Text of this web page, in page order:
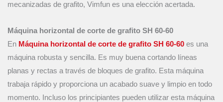
mecanizadas de grafito, Vimfun es una elección acertada.
Máquina horizontal de corte de grafito SH 60-60
En Máquina horizontal de corte de grafito SH 60-60 es una
máquina robusta y sencilla. Es muy buena cortando líneas
planas y rectas a través de bloques de grafito. Esta máquina
trabaja rápido y proporciona un acabado suave y limpio en todo
momento. Incluso los principiantes pueden utilizar esta máquina